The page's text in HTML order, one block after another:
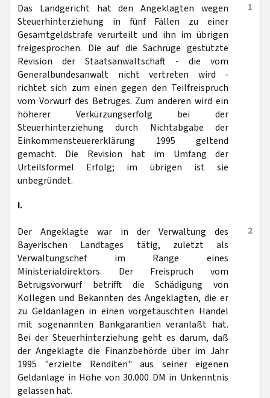
1
Das Landgericht hat den Angeklagten wegen
Steuerhinterziehung in fünf Fällen zu einer
Gesamtgeldstrafe verurteilt und ihn im übrigen
freigesprochen. Die auf die Sachrüge gestützte
Revision der Staatsanwaltschaft - die vom
Generalbundesanwalt nicht vertreten wird -
richtet sich zum einen gegen den Teilfreispruch
vom Vorwurf des Betruges. Zum anderen wird ein
höherer Verkürzungserfolg bei der
Steuerhinterziehung durch Nichtabgabe der
Einkommensteuererklärung 1995 geltend
gemacht. Die Revision hat im Umfang der
Urteilsformel Erfolg; im übrigen ist sie
unbegründet.
I.
2
Der Angeklagte war in der Verwaltung des
Bayerischen Landtages tätig, zuletzt als
Verwaltungschef im Range eines
Ministerialdirektors. Der Freispruch vom
Betrugsvorwurf betrifft die Schädigung von
Kollegen und Bekannten des Angeklagten, die er
zu Geldanlagen in einen vorgetäuschten Handel
mit sogenannten Bankgarantien veranlaßt hat.
Bei der Steuerhinterziehung geht es darum, daß
der Angeklagte die Finanzbehörde über im Jahr
1995 "erzielte Renditen" aus seiner eigenen
Geldanlage in Höhe von 30.000 DM in Unkenntnis
gelassen hat.